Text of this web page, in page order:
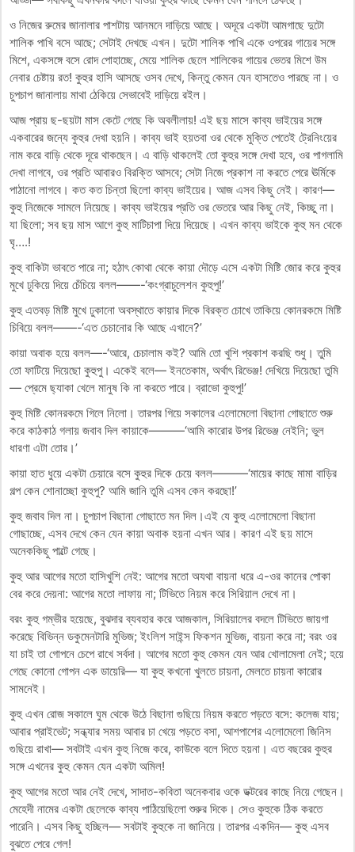
ও নিজের রুমের জানালার পাশটায় আনমনে দাড়িয়ে আছে। অদূরে একটা আমগাছে দুটো
শালিক পাখি বসে আছে; সেটাই দেখছে এখন। দুটো শালিক পাখি একে ওপরের গায়ের সঙ্গে
মিশে, একসঙ্গে বসে রোদ পোহাচ্ছে, মেয়ে শালিক ছেলে শালিকের গায়ের ভেতর মিশে উম
নেবার চেষ্টায় রত! কুহুর হাসি আসছে ওসব দেখে, কিন্তু কেমন যেন হাসতেও পারছে না। ও
চুপচাপ জানালায় মাথা ঠেকিয়ে সেভাবেই দাড়িয়ে রইল।
আজ প্রায় ছ-ছয়টা মাস কেটে গেছে কি অবলীলায়! এই ছয় মাসে কাব্য ভাইয়ের সঙ্গে
একবারের জন্যে কুহুর দেখা হয়নি। কাব্য ভাই হয়তবা ওর থেকে মুক্তি পেতেই ট্রেনিংয়ের
নাম করে বাড়ি থেকে দূরে থাকছেন। এ বাড়ি থাকলেই তো কুহুর সঙ্গে দেখা হবে, ওর পাগলামি
দেখা লাগবে, ওর প্রতি আবারও বিরক্তি আসবে; সেটা নিজে প্রকাশ না করতে পেরে ঊর্মিকে
পাঠানো লাগবে। কত কত চিন্তা ছিলো কাব্য ভাইয়ের। আজ এসব কিছু নেই। কারণ—
কুহু নিজেকে সামলে নিয়েছে। কাব্য ভাইয়ের প্রতি ওর ভেতরে আর কিছু নেই, কিচ্ছু না।
যা ছিলো; সব ছয় মাস আগে কুহু মাটিচাপা দিয়ে দিয়েছে। এখন কাব্য ভাইকে কুহু মন থেকে
ঘৃ….!
কুহু বাকিটা ভাবতে পারে না; হঠাৎ কোথা থেকে কায়া দৌড়ে এসে একটা মিষ্টি জোর করে কুহুর
মুখে ঢুকিয়ে দিয়ে চেঁচিয়ে বলল——-‘কংগ্রাচুলেশন কুহুপু!’
কুহু এতবড় মিষ্টি মুখে ঢুকানো অবস্থাতে কায়ার দিকে বিরক্ত চোখে তাকিয়ে কোনরকমে মিষ্টি
চিবিয়ে বলল——-‘এত চেচানোর কি আছে এখানে?’
কায়া অবাক হয়ে বলল—-‘আরে, চেচালাম কই? আমি তো খুশি প্রকাশ করছি শুধু। তুমি
তো ফাটিয়ে দিয়েছো কুহুপু। একেই বলে— ইনতেকাম, অর্থাৎ রিভেঞ্জ! দেখিয়ে দিয়েছো তুমি
— প্রেমে ছ্যাকা খেলে মানুষ কি না করতে পারে। ব্রাভো কুহুপু!’
কুহু মিষ্টি কোনরকমে গিলে নিলো। তারপর গিয়ে সকালের এলোমেলো বিছানা গোছাতে শুরু
করে কাঠকাঠ গলায় জবাব দিল কায়াকে———‘আমি কারোর উপর রিভেঞ্জ নেইনি; ভুল
ধারণা এটা তোর।’
কায়া হাত ধুয়ে একটা চেয়ারে বসে কুহুর দিকে চেয়ে বলল———‘মায়ের কাছে মামা বাড়ির
গল্প কেন শোনাচ্ছো কুহুপু? আমি জানি তুমি এসব কেন করছো!’
কুহু জবাব দিল না। চুপচাপ বিছানা গোছাতে মন দিল।এই যে কুহু এলোমেলো বিছানা
গোছাচ্ছে, এসব দেখে কেন যেন কায়া অবাক হয়না এখন আর। কারণ এই ছয় মাসে
অনেককিছু পাল্টে গেছে।
কুহু আর আগের মতো হাসিখুশি নেই: আগের মতো অযথা বায়না ধরে এ-ওর কানের পোকা
বের করে দেয়না: আগের মতো লাফায় না; টিভিতে নিয়ম করে সিরিয়াল দেখে না।
বরং কুহু গম্ভীর হয়েছে, বুঝদার ব্যবহার করে আজকাল, সিরিয়ালের বদলে টিভিতে জায়গা
করেছে বিভিন্ন ডকুমেনটারি মুভিজ; ইংলিশ সাইন্স ফিকশন মুভিজ, বায়না করে না; বরং ওর
যা চাই তা গোপনে চেপে রাখে সর্বদা। আগের মতো কুহু কেমন যেন আর খোলামেলা নেই; হয়ে
গেছে কোনো গোপন এক ডায়েরি— যা কুহু কখনো খুলতে চায়না, মেলতে চায়না কারোর
সামনেই।
কুহু এখন রোজ সকালে ঘুম থেকে উঠে বিছানা গুছিয়ে নিয়ম করতে পড়তে বসে: কলেজ যায়;
আবার প্রাইভেট; সন্ধ্যার সময় আবার চা খেয়ে পড়তে বসা, আশপাশের এলোমেলো জিনিস
গুছিয়ে রাখা— সবটাই এখন কুহু নিজে করে, কাউকে বলে দিতে হয়না। এত বছরের কুহুর
সঙ্গে এখনের কুহু কেমন যেন একটা অমিল!
কুহু আগের মতো আর নেই দেখে, সাদাত-কবিতা অনেকবার ওকে ডক্টরের কাছে নিয়ে গেছেন।
মেহেদী নামের একটা ছেলেকে কাব্য পাঠিয়েছিলো শুরুর দিকে। সেও কুহুকে ঠিক করতে
পারেনি। এসব কিছু হচ্ছিল— সবটাই কুহুকে না জানিয়ে। তারপর একদিন— কুহু এসব
বুঝতে পেরে গেল!